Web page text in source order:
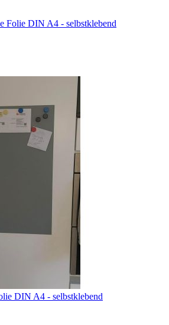
Folie DIN A4 - selbstklebend
DIN A4 - selbstklebend